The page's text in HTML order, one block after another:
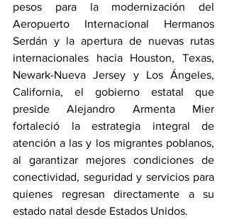
pesos para la modernización del
Aeropuerto Internacional Hermanos
Serdán y la apertura de nuevas rutas
internacionales hacia Houston, Texas,
Newark-Nueva Jersey y Los Ángeles,
California, el gobierno estatal que
preside Alejandro Armenta Mier
fortaleció la estrategia integral de
atención a las y los migrantes poblanos,
al garantizar mejores condiciones de
conectividad, seguridad y servicios para
quienes regresan directamente a su
estado natal desde Estados Unidos.